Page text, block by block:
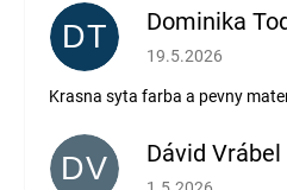
DT Dominika
Hodnotenie
19.5.2026
Krasna syta farba a pevny
DV Dávid Vrábel
Hodnotenie